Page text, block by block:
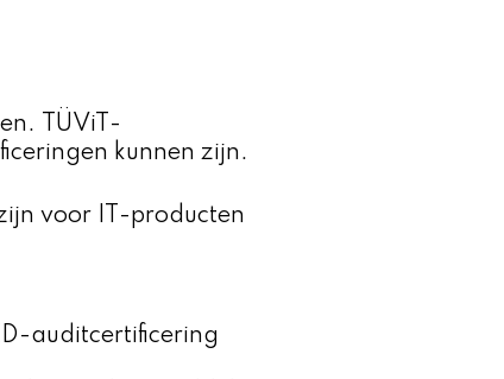
TÜViT-
kunnen zijn.
voor IT-producten
auditcertificering